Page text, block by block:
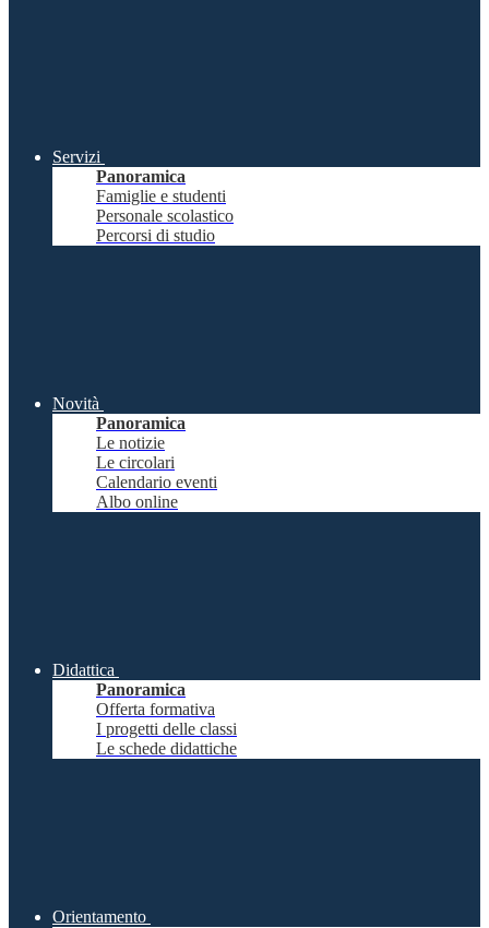
Servizi
Panoramica
Famiglie e studenti
Personale scolastico
Percorsi di studio
Novità
Panoramica
Le notizie
Le circolari
Calendario eventi
Albo online
Didattica
Panoramica
Offerta formativa
I progetti delle classi
Le schede didattiche
Orientamento